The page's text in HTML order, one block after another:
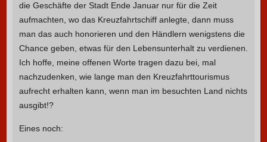
die Geschäfte der Stadt Ende Januar nur für die Zeit
aufmachten, wo das Kreuzfahrtschiff anlegte, dann muss
man das auch honorieren und den Händlern wenigstens die
Chance geben, etwas für den Lebensunterhalt zu verdienen.
Ich hoffe, meine offenen Worte tragen dazu bei, mal
nachzudenken, wie lange man den Kreuzfahrttourismus
aufrecht erhalten kann, wenn man im besuchten Land nichts
ausgibt!?
Eines noch: